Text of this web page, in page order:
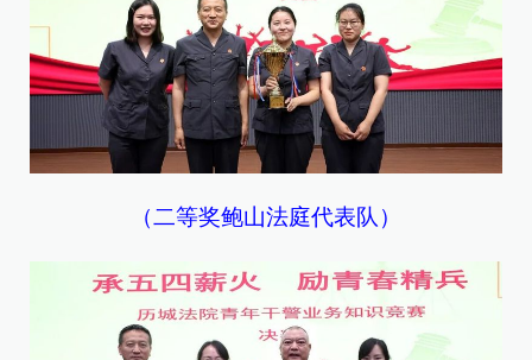
（二等奖鲍山法庭代表队）